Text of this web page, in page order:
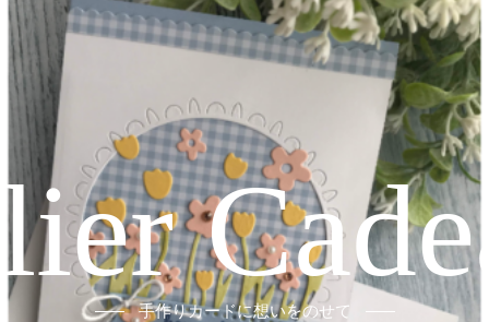
手作りカードに想いをのせて